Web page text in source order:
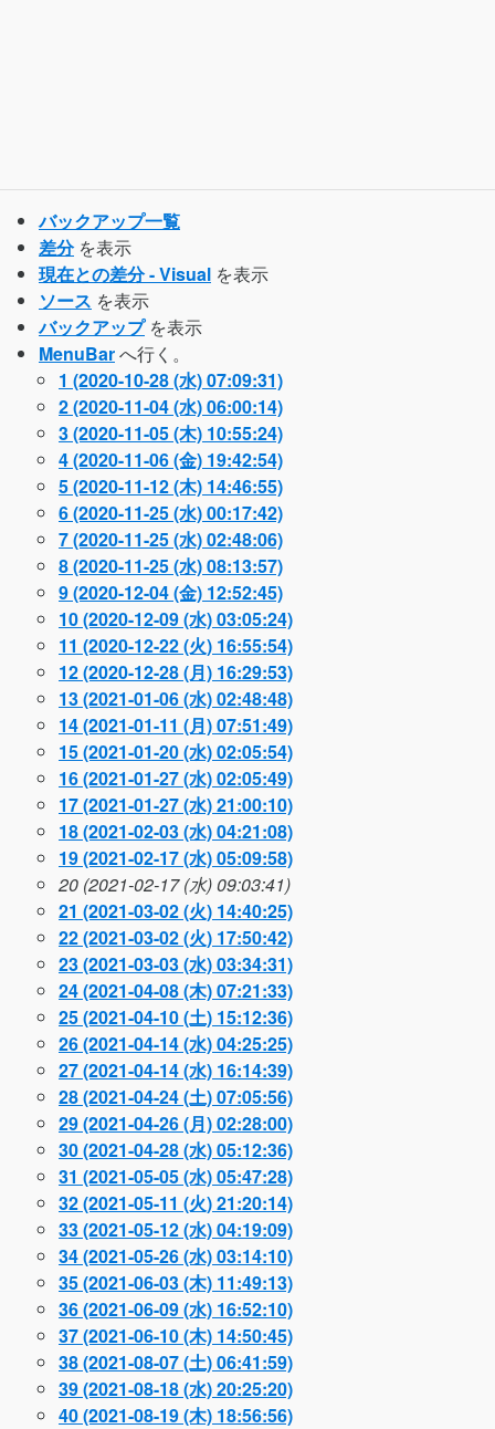
バックアップ一覧
差分を表示
現在との差分 - Visual を表示
ソース を表示
バックアップを表示
MenuBarへ行く。
1 (2020-10-28 (水) 07:09:31)
2 (2020-11-04 (水) 06:00:14)
3 (2020-11-05 (木) 10:55:24)
4 (2020-11-06 (金) 19:42:54)
5 (2020-11-12 (木) 14:46:55)
6 (2020-11-25 (水) 00:17:42)
7 (2020-11-25 (水) 02:48:06)
8 (2020-11-25 (水) 08:13:57)
9 (2020-12-04 (金) 12:52:45)
10 (2020-12-09 (水) 03:05:24)
11 (2020-12-22 (火) 16:55:54)
12 (2020-12-28 (月) 16:29:53)
13 (2021-01-06 (水) 02:48:48)
14 (2021-01-11 (月) 07:51:49)
15 (2021-01-20 (水) 02:05:54)
16 (2021-01-27 (水) 02:05:49)
17 (2021-01-27 (水) 21:00:10)
18 (2021-02-03 (水) 04:21:08)
19 (2021-02-17 (水) 05:09:58)
20 (2021-02-17 (水) 09:03:41)
21 (2021-03-02 (火) 14:40:25)
22 (2021-03-02 (火) 17:50:42)
23 (2021-03-03 (水) 03:34:31)
24 (2021-04-08 (木) 07:21:33)
25 (2021-04-10 (土) 15:12:36)
26 (2021-04-14 (水) 04:25:25)
27 (2021-04-14 (水) 16:14:39)
28 (2021-04-24 (土) 07:05:56)
29 (2021-04-26 (月) 02:28:00)
30 (2021-04-28 (水) 05:12:36)
31 (2021-05-05 (水) 05:47:28)
32 (2021-05-11 (火) 21:20:14)
33 (2021-05-12 (水) 04:19:09)
34 (2021-05-26 (水) 03:14:10)
35 (2021-06-03 (木) 11:49:13)
36 (2021-06-09 (水) 16:52:10)
37 (2021-06-10 (木) 14:50:45)
38 (2021-08-07 (土) 06:41:59)
39 (2021-08-18 (水) 20:25:20)
40 (2021-08-19 (木) 18:56:56)